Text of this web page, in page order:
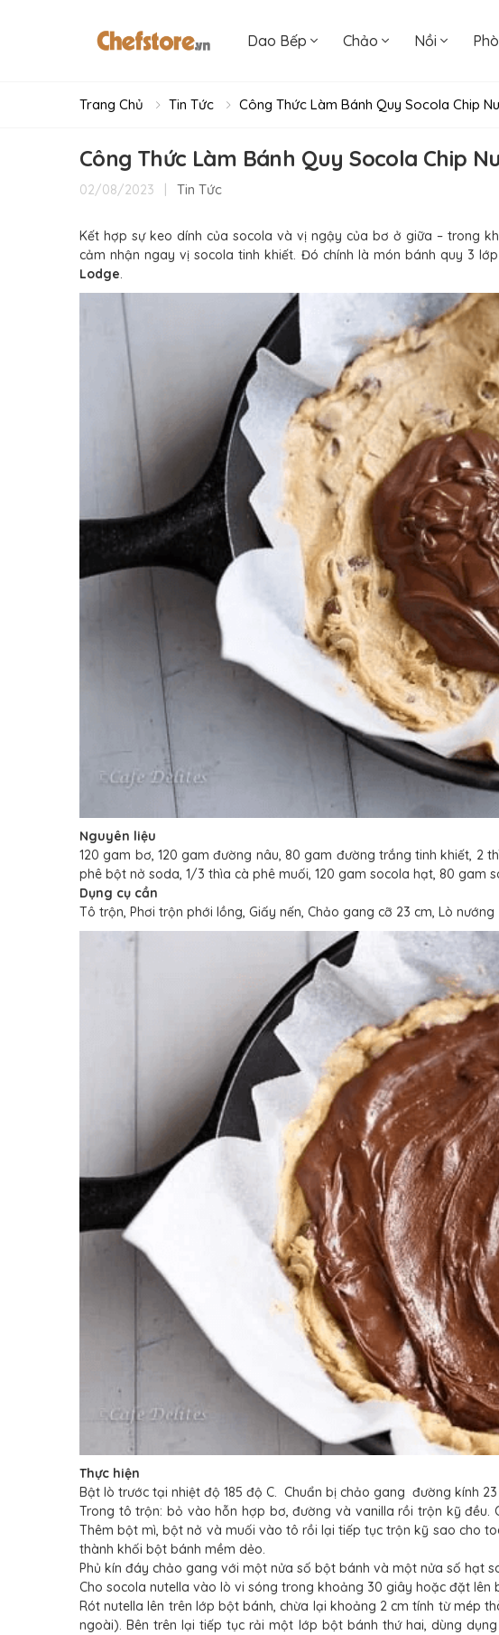
Dao Bếp Chảo Nồi
Trang Chủ Tin Tức Công Thức Làm Bánh Quy Socola Chip
Công Thức Làm Bánh Quy Socola Chip
02/08/2023 | Tin Tức
Kết hợp sự keo dính của socola và vị ngậy của bơ ở giữa – trong
cảm nhận ngay vị socola tinh khiết. Đó chính là món bánh quy 3
Lodge.
Nguyên liệu
120 gam bơ, 120 gam đường nâu, 80 gam đường trắng tinh khiết, 2
phê bột nở soda, 1/3 thìa cà phê muối, 120 gam socola hạt, 80 gam
Dụng cụ cần
Tô trộn, Phơi trộn phới lồng, Giấy nến, Chảo gang cỡ 23 cm, Lò nướng
Thực hiện
Bật lò trước tại nhiệt độ 185 độ C. Chuẩn bị chảo gang đường kính
Trong tô trộn: bỏ vào hỗn hợp bơ, đường và vanilla rồi trộn kỹ
Thêm bột mì, bột nở và muối vào tô rồi lại tiếp tục trộn kỹ sao cho
thành khối bột bánh mềm dẻo.
Phủ kín đáy chảo gang với một nửa số bột bánh và một nửa số hạt
Cho socola nutella vào lò vi sóng trong khoảng 30 giây hoặc đặt
Rót nutella lên trên lớp bột bánh, chừa lại khoảng 2 cm tính từ mép
ngoài). Bên trên lại tiếp tục rải một lớp bột bánh thứ hai, dùng